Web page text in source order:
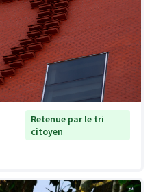
Retenue par le tri
citoyen